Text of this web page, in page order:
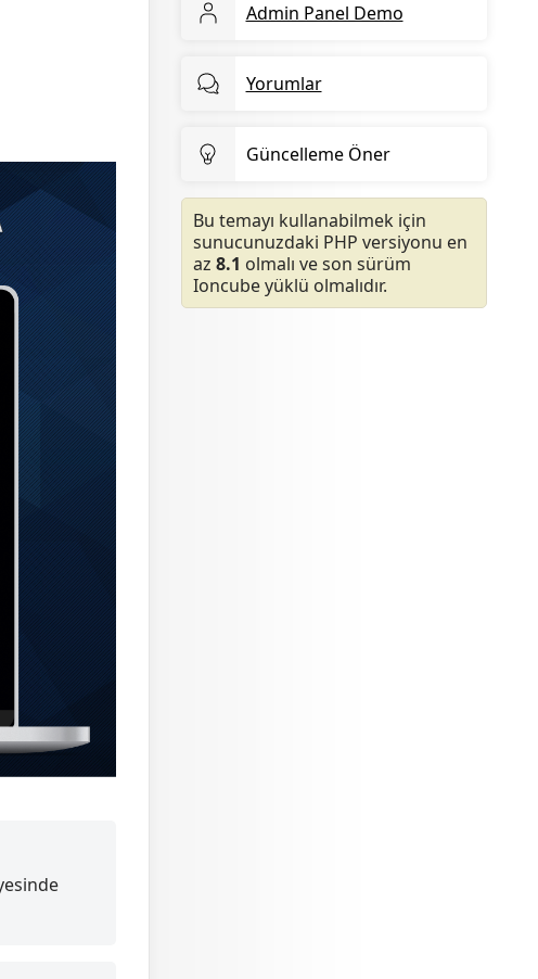
Admin Panel Demo
Yorumlar
Güncelleme Öner
Bu temayı kullanabilmek için
sunucunuzdaki PHP versiyonu en
az 8.1 olmalı ve son sürüm
Ioncube yüklü olmalıdır.